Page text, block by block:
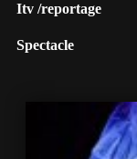
Itv /reportage
Spectacle